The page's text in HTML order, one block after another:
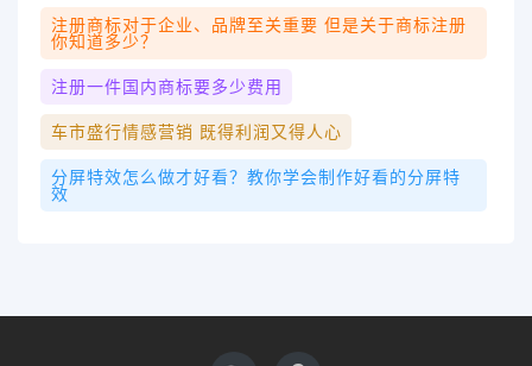
注册商标对于企业、品牌至关重要 但是关于商标注册
你知道多少？
注册一件国内商标要多少费用
车市盛行情感营销 既得利润又得人心
分屏特效怎么做才好看？教你学会制作好看的分屏特
效